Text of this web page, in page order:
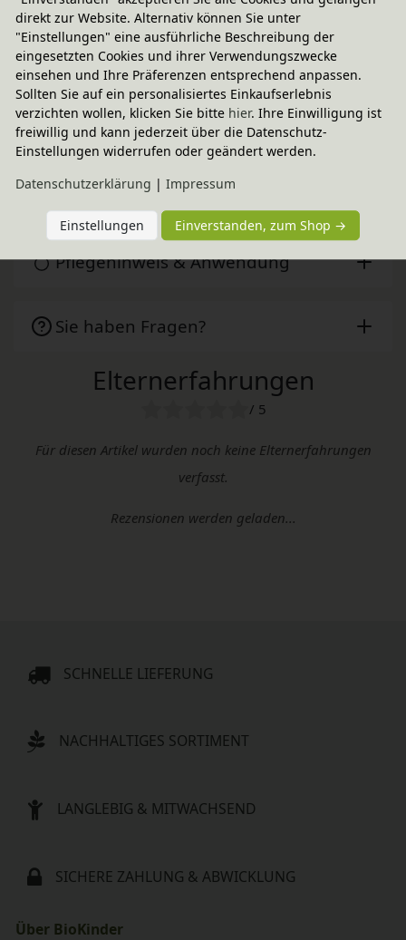
Sofort lieferbar- Versand morgen!
CO 2-neutraler Paketversand
weitere Informationen
Technische Daten
BioKinder - Das gesunde Kinderzimmer
Pflegehinweis & Anwendung
Sie haben Fragen?
Elternerfahrungen
/ 5
Für diesen Artikel wurden noch keine Elternerfahrungen
verfasst.
Rezensionen werden geladen...
SCHNELLE LIEFERUNG
NACHHALTIGES SORTIMENT
LANGLEBIG & MITWACHSEND
SICHERE ZAHLUNG & ABWICKLUNG
Über BioKinder
direkt zur Website. Alternativ können Sie unter
"Einstellungen" eine ausführliche Beschreibung der
eingesetzten Cookies und ihrer Verwendungszwecke
einsehen und Ihre Präferenzen entsprechend anpassen.
Sollten Sie auf ein personalisiertes Einkaufserlebnis
verzichten wollen, klicken Sie bitte hier. Ihre Einwilligung ist
freiwillig und kann jederzeit über die Datenschutz-
Einstellungen widerrufen oder geändert werden.
Daten­schutz­erklärung | Impressum
Einstellungen Einverstanden, zum Shop →